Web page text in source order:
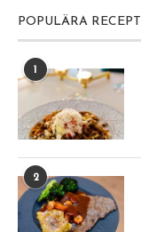
POPULÄRA RECEPT
1
2